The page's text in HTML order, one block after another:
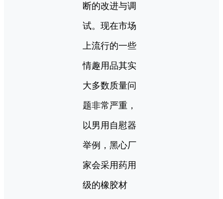
断的改进与调
试。现在市场
上流行的一些
情趣用品其实
大多数质量问
题非常严重，
以男用自慰器
举例，黑心厂
家会采用药用
级的橡胶材